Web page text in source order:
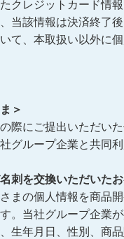
クレジットカード情
当該情報は決済終了
て、本取扱い以外に
＞
際にご提出いただい
グループ企業と共同利
刺を交換いただいた
まの個人情報を商品
。当社グループ企業
生年月日、性別、商